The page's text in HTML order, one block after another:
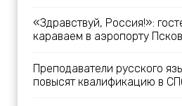
«Здравствуй, Россия!»:
караваем в аэропорту
Преподаватели русского
повысят квалификацию в